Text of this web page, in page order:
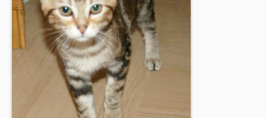
NOUS AIDER
CONTACT